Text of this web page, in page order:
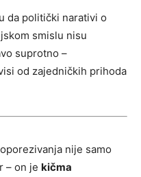
da politički narativi o
smislu nisu
suprotno –
od zajedničkih prihoda
nije samo
– on je kičma